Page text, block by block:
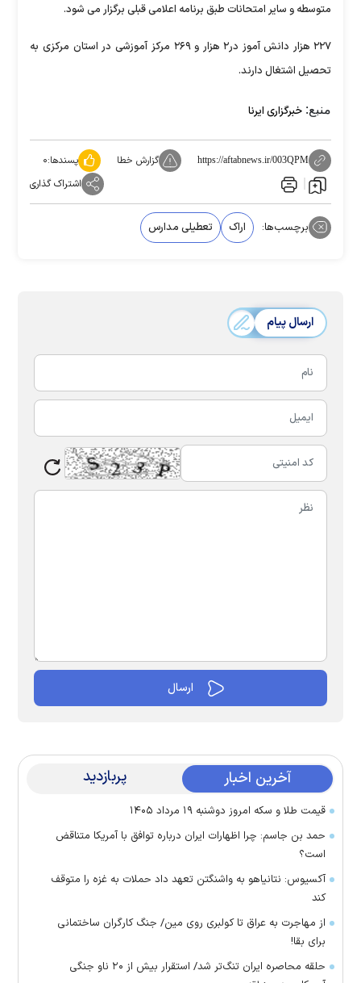
متوسطه و سایر امتحانات طبق برنامه اعلامی قبلی برگزار می شود.
۲۲۷ هزار دانش آموز در۲ هزار و ۲۶۹ مرکز آموزشی در استان مرکزی به
تحصیل اشتغال دارند.
منبع: خبرگزاری ایرنا
https://aftabnews.ir/003QPM گزارش خطا پسندها:۰
اشتراک گذاری
برچسب‌ها: اراک تعطیلی مدارس
ارسال پیام
آخرین اخبار پربازدید
قیمت طلا و سکه امروز دوشنبه ۱۹ مرداد ۱۴۰۵
حمد بن جاسم: چرا اظهارات ایران درباره توافق با آمریکا متناقض
است؟
آکسیوس: نتانیاهو به واشنگتن تعهد داد حملات به غزه را متوقف
کند
از مهاجرت به عراق تا کولبری روی مین/ جنگ کارگران ساختمانی
برای بقا!
حلقه محاصره ایران تنگ‌تر شد/ استقرار بیش از ۲۰ ناو جنگی